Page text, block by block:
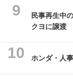
民事再生中
クヨに譲渡
ホンダ・人